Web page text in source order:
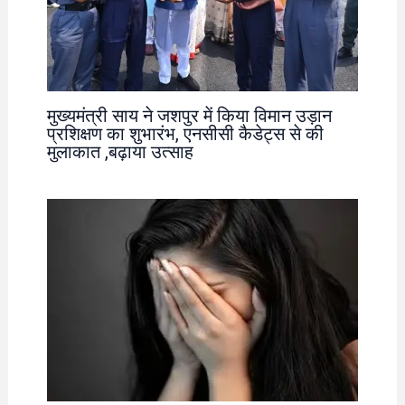
मुख्यमंत्री साय ने जशपुर में किया विमान उड़ान
प्रशिक्षण का शुभारंभ, एनसीसी कैडेट्स से की
मुलाकात ,बढ़ाया उत्साह